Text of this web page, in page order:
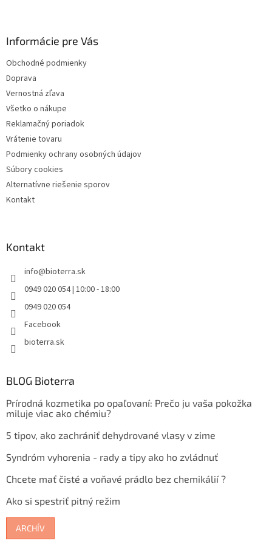
Informácie pre Vás
Obchodné podmienky
Doprava
Vernostná zľava
Všetko o nákupe
Reklamačný poriadok
Vrátenie tovaru
Podmienky ochrany osobných údajov
Súbory cookies
Alternatívne riešenie sporov
Kontakt
Kontakt
info@bioterra.sk
0949 020 054 | 10:00 - 18:00
0949 020 054
Facebook
bioterra.sk
BLOG Bioterra
Prírodná kozmetika po opaľovaní: Prečo ju vaša pokožka
miluje viac ako chémiu?
5 tipov, ako zachrániť dehydrované vlasy v zime
Syndróm vyhorenia - rady a tipy ako ho zvládnuť
Chcete mať čisté a voňavé prádlo bez chemikálií ?
Ako si spestriť pitný režim
ARCHÍV